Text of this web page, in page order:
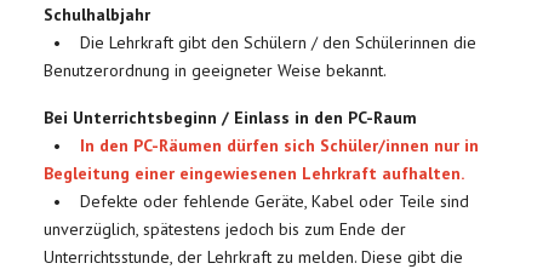
Schulhalbjahr
• Die Lehrkraft gibt den Schülern / den Schülerinnen die
Benutzerordnung in geeigneter Weise bekannt.
Bei Unterrichtsbeginn / Einlass in den PC-Raum
• In den PC-Räumen dürfen sich Schüler/innen nur in
Begleitung einer eingewiesenen Lehrkraft aufhalten.
• Defekte oder fehlende Geräte, Kabel oder Teile sind
unverzüglich, spätestens jedoch bis zum Ende der
Unterrichtsstunde, der Lehrkraft zu melden. Diese gibt die